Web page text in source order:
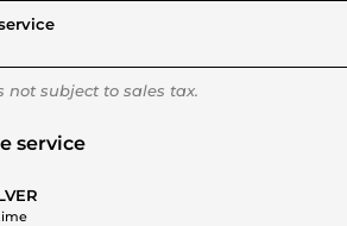
pour $28.90
not subject to sales tax.
service